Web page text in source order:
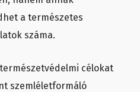
a természetes
száma.
célokat
szemléletformáló